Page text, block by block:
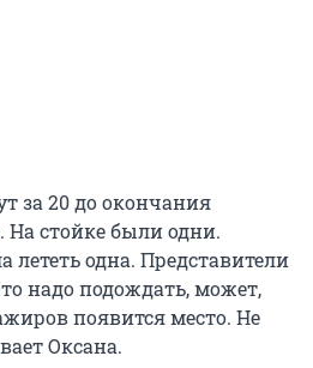
за 20 до окончания
На стойке были одни.
одна. Представители
надо подождать, может,
появится место. Не
Оксана.